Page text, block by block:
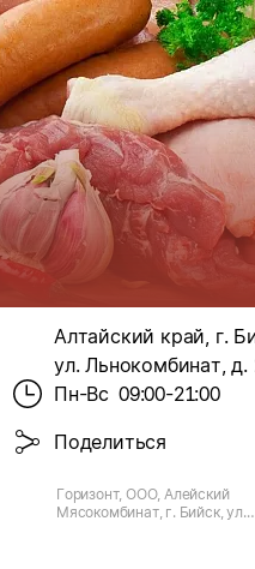
Алтайский край, г.
ул. Льнокомбинат, д.
Пн-Вс 09:00-21:00
Поделиться
Горизонт, ООО, Алейский
Мясокомбинат, г. Бийск, ул.